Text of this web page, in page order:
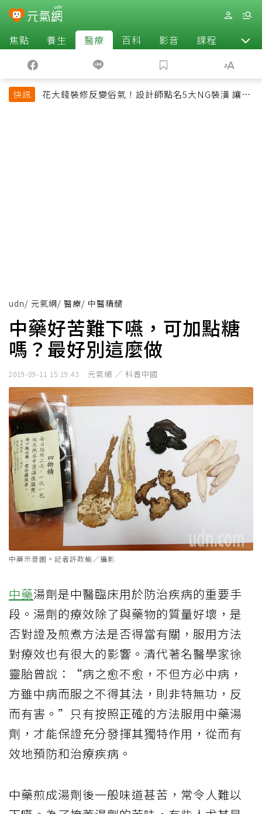
焦點 養生 醫療 百科 影音 課程 退休
快訊
花大錢裝修反變俗氣！設計師點名5大NG裝潢 讓客
udn/ 元氣網/ 醫療/ 中醫精髓
中藥好苦難下嚥，可加點糖
嗎？最好別這麼做
2019-09-11 15:19:43 元氣網 ／ 科普中國
中藥示意圖。記者許政榆／攝影
中藥湯劑是中醫臨床用於防治疾病的重要手
段。湯劑的療效除了與藥物的質量好壞，是
否對證及煎煮方法是否得當有關，服用方法
對療效也有很大的影響。清代著名醫學家徐
靈胎曾說：“病之愈不愈，不但方必中病，
方雖中病而服之不得其法，則非特無功，反
而有害。”只有按照正確的方法服用中藥湯
劑，才能保證充分發揮其獨特作用，從而有
效地預防和治療疾病。
中藥煎成湯劑後一般味道甚苦，常令人難以